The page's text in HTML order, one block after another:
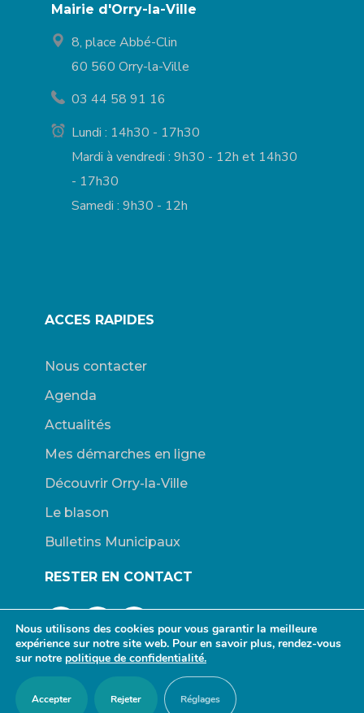
Mairie d'Orry-la-Ville
8, place Abbé-Clin
60 560 Orry-la-Ville
03 44 58 91 16
Lundi : 14h30 - 17h30
Mardi à vendredi : 9h30 - 12h et 14h30
- 17h30
Samedi : 9h30 - 12h
ACCES RAPIDES
Nous contacter
Agenda
Actualités
Mes démarches en ligne
Découvrir Orry-la-Ville
Le blason
Bulletins Municipaux
RESTER EN CONTACT
Connexion Mentions légales
propulsé par Wordpress. | Design :
Nous utilisons des cookies pour vous garantir la meilleure
expérience sur notre site web. Pour en savoir plus, rendez-vous
sur notre politique de confidentialité.
Accepter Rejeter Réglages